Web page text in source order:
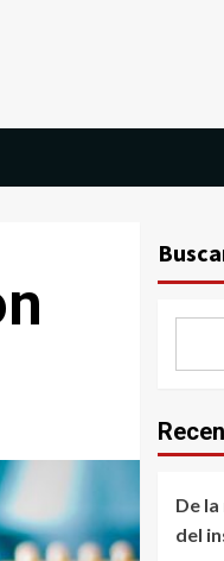
De
del